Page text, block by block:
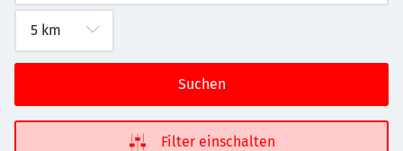
Suchen
Filter einschalten